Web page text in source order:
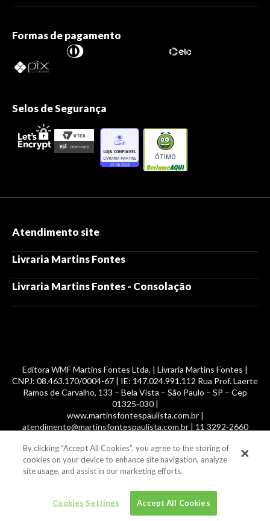
Formas de pagamento
Selos de Segurança
ÓTIMO
Atendimento site
Livraria Martins Fontes
Livraria Martins Fontes - Consolação
Editora WMF Martins Fontes Ltda. | Livraria Martins Fontes |
CNPJ: 08.463.170/0004-67 | IE: 147.024.991.112 Rua Prof. Laerte
Ramos de Carvalho, 133 – Bela Vista – São Paulo – SP – Cep
01325-030 |
www.martinsfontespaulista.com.br |
atendimento@martinsfontespaulista.com.br | 11 3292-2660
© 2014 -2026, MartinsFontes livros nacionais e importados,
com mais de 700 mil títulos. Todos os direitos reservados.
By clicking “Accept All Cookies”, you agree to the storing of
cookies on your device to enhance site navigation, analyze
site usage, and assist in our marketing efforts.
Cookies Settings Accept All Cookies